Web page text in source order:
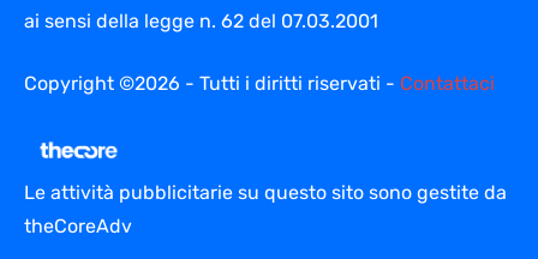
ai sensi della legge n. 62 del 07.03.2001
Copyright ©2026 - Tutti i diritti riservati - Contattaci
Le attività pubblicitarie su questo sito sono gestite da
theCoreAdv